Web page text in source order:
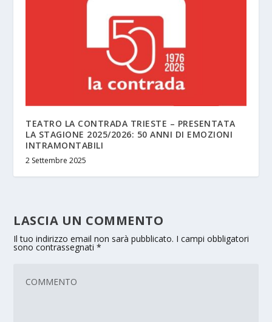
TEATRO LA CONTRADA TRIESTE – PRESENTATA
LA STAGIONE 2025/2026: 50 ANNI DI EMOZIONI
INTRAMONTABILI
2 Settembre 2025
LASCIA UN COMMENTO
Il tuo indirizzo email non sarà pubblicato. I campi obbligatori
sono contrassegnati*